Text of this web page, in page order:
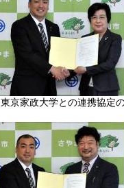
東京家政大学との連携協定